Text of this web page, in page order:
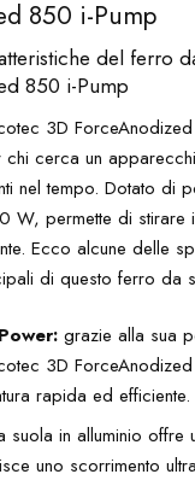
850 i-Pump
del ferro
850 i-Pump
3D
chi cerca un
nel tempo. Dotato di
W, permette di stirare
Ecco alcune delle
di questo ferro da
grazie alla sua
3D
rapida ed efficiente.
suola in alluminio offre
uno scorrimento